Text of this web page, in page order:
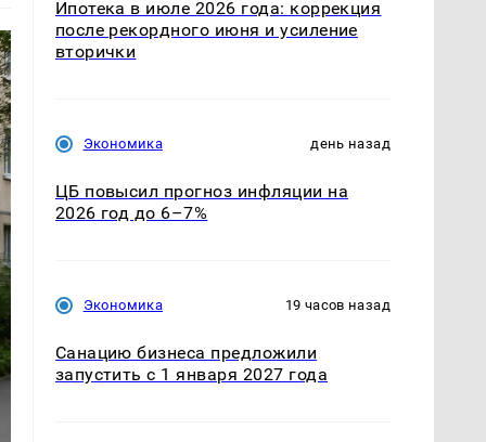
Ипотека в июле 2026 года: коррекция
после рекордного июня и усиление
вторички
Экономика день назад
ЦБ повысил прогноз инфляции на
2026 год до 6–7%
Экономика 19 часов назад
Санацию бизнеса предложили
запустить с 1 января 2027 года